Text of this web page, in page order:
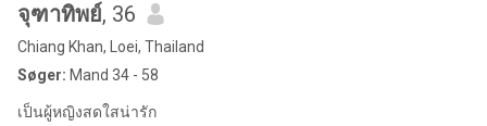
จุฑาทิพย์, 36
Chiang Khan, Loei, Thailand
Søger: Mand 34 - 58
เป็นผู้หญิงสดใสน่ารัก